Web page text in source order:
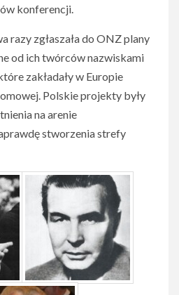
konferencji.
razy zgłaszała do ONZ plany
od ich twórców nazwiskami
zakładały w Europie
Polskie projekty były
na arenie
stworzenia strefy